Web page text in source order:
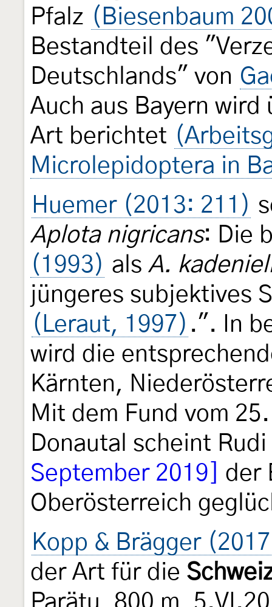
Pfalz (Biesenbaum
Bestandteil des
Deutschlands" von
Auch aus Bayern
Art berichtet
Microlepidoptera in
Huemer (2013: 211)
Aplota nigricans: Die
(1993) als A.
jüngeres subjektives
(Leraut, 1997) .". In
wird die
Kärnten,
Mit dem Fund vom
Donautal scheint
September 2019]
der
Oberösterreich
Kopp & Brägger
der Art für die
Parätu, 800 m,